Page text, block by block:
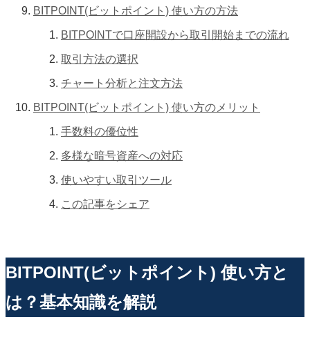
BITPOINT(ビットポイント) 使い方の方法
BITPOINTで口座開設から取引開始までの流れ
取引方法の選択
チャート分析と注文方法
BITPOINT(ビットポイント) 使い方のメリット
手数料の優位性
多様な暗号資産への対応
使いやすい取引ツール
この記事をシェア
BITPOINT(ビットポイント) 使い方と
は？基本知識を解説